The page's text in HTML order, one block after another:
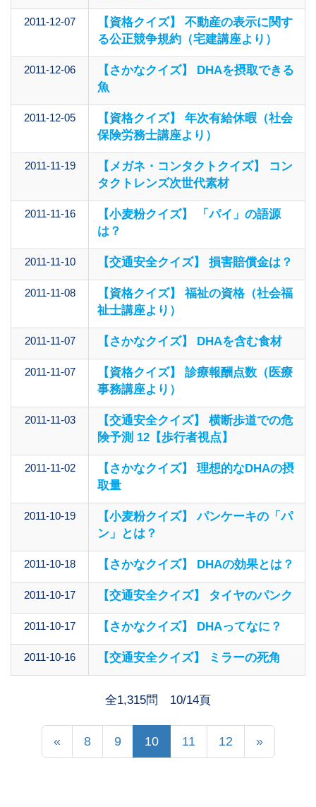
2011-12-07
【資格クイズ】 不動産の表示に関す
る公正競争規約（宅建講座より）
2011-12-06
【さかなクイズ】 DHAを摂取できる
魚
2011-12-05
【資格クイズ】 年次有給休暇（社会
保険労務士講座より）
2011-11-19
【メガネ・コンタクトクイズ】 コン
タクトレンズ次世代素材
2011-11-16
【小麦粉クイズ】 「パイ」の語源
は？
2011-11-10 【交通安全クイズ】 損害賠償金は？
2011-11-08
【資格クイズ】 福祉の資格（社会福
祉士講座より）
2011-11-07 【さかなクイズ】 DHAを含む食材
2011-11-07
【資格クイズ】 診療報酬点数（医療
事務講座より）
2011-11-03
【交通安全クイズ】 横断歩道での危
険予測 12【歩行者視点】
2011-11-02
【さかなクイズ】 理想的なDHAの摂
取量
2011-10-19
【小麦粉クイズ】 パンケーキの「パ
ン」とは？
2011-10-18 【さかなクイズ】 DHAの効果とは？
2011-10-17 【交通安全クイズ】 タイヤのパンク
2011-10-17 【さかなクイズ】 DHAってなに？
2011-10-16 【交通安全クイズ】 ミラーの死角
全1,315問 10/14頁
« 8 9 10 11 12 »